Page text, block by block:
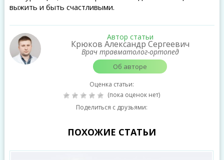
выжить и быть счастливыми.
Автор статьи
Крюков Александр Сергеевич
Врач травматолог-ортопед
Об авторе
Оценка статьи:
(пока оценок нет)
Поделиться с друзьями:
ПОХОЖИЕ СТАТЬИ